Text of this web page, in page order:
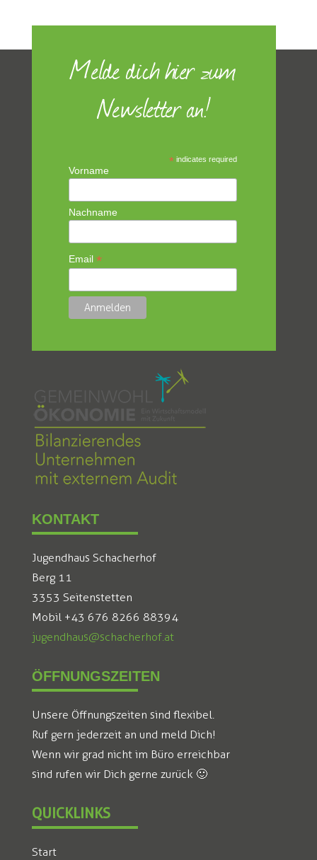
Melde dich hier zum
Newsletter an!
* indicates required
Vorname
Nachname
Email*
KONTAKT
Jugendhaus Schacherhof
Berg 11
3353 Seitenstetten
Mobil +43 676 8266 88394
jugendhaus@schacherhof.at
ÖFFNUNGSZEITEN
Unsere Öffnungszeiten sind flexibel.
Ruf gern jederzeit an und meld Dich!
Wenn wir grad nicht im Büro erreichbar
sind rufen wir Dich gerne zurück 🙂
QUICKLINKS
Start